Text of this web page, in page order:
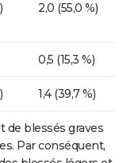
2,0 (55,0 %)
0,5 (15,3 %)
1,4 (39,7 %)
de blessés graves
Par conséquent,